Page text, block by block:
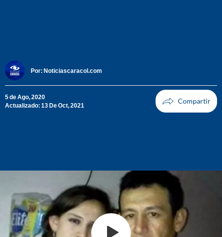
Por: Noticiascaracol.com
5 de Ago, 2020
Actualizado: 13 De Oct, 2021